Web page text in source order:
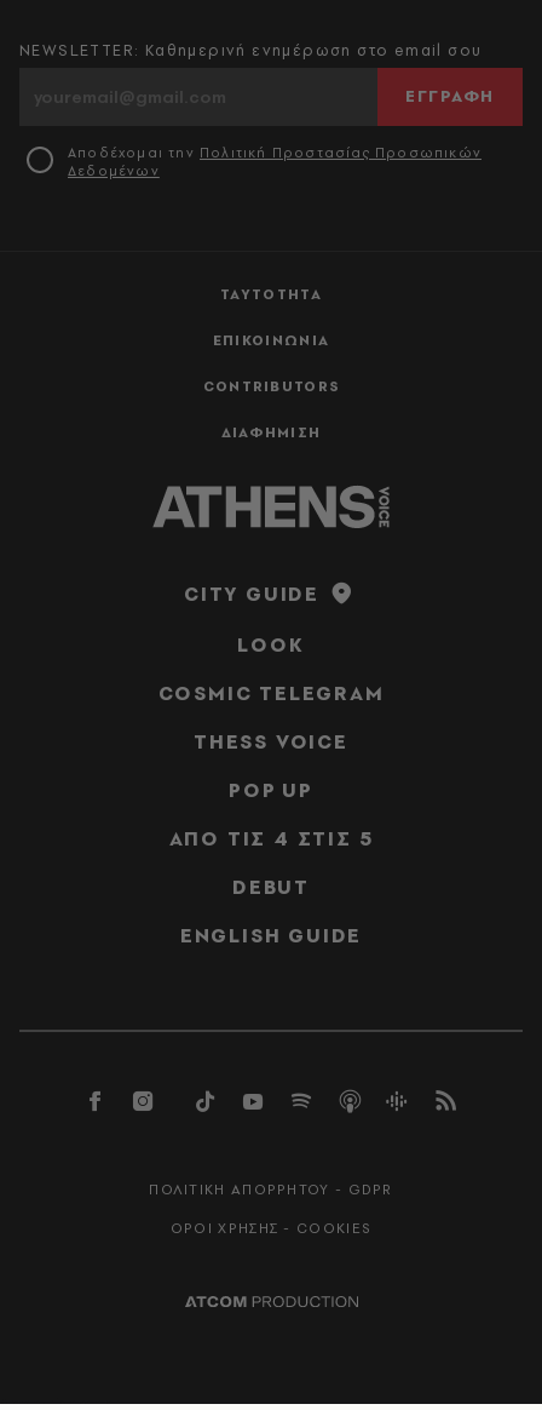
ΤΑΥΤΟΤΗΤΑ
ΕΠΙΚΟΙΝΩΝΙΑ
CONTRIBUTORS
ΔΙΑΦΗΜΙΣΗ
NEWSLETTER: Καθημερινή ενημέρωση στο email σου
ΕΓΓΡΑΦΗ
Αποδέχομαι την Πολιτική Προστασίας Προσωπικών
Δεδομένων
CITY GUIDE
LOOK
COSMIC TELEGRAM
THESS VOICE
POP UP
ΑΠΟ ΤΙΣ 4 ΣΤΙΣ 5
DEBUT
ENGLISH GUIDE
ΠΟΛΙΤΙΚΗ ΑΠΟΡΡΗΤΟΥ - GDPR
ΟΡΟΙ ΧΡΗΣΗΣ - COOKIES